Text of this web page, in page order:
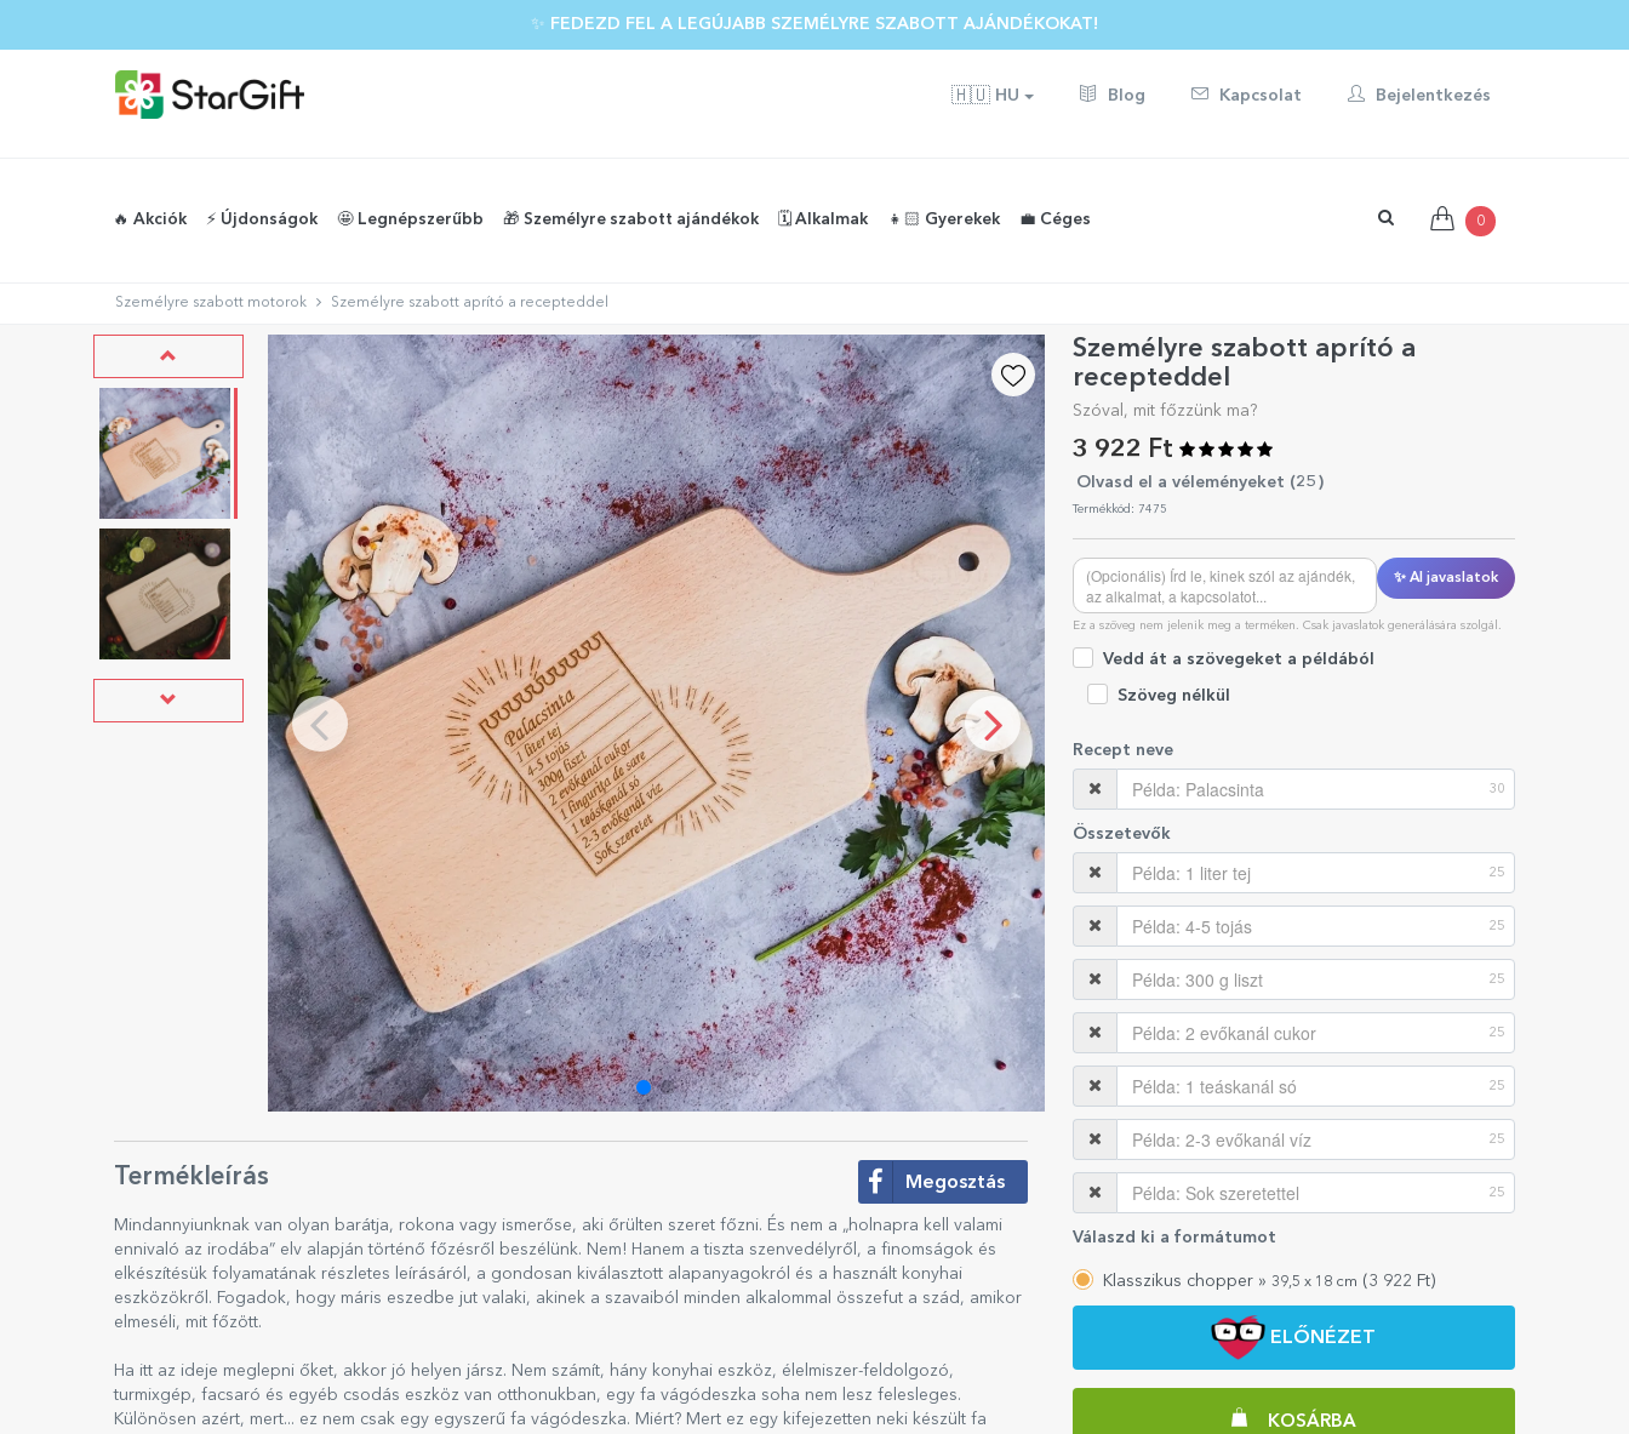
✨ FEDEZD FEL A LEGÚJABB SZEMÉLYRE SZABOTT AJÁNDÉKOKAT!
🇭🇺 HU Blog Kapcsolat Bejelentkezés
🔥 Akciók ⚡️ Újdonságok 🤩 Legnépszerűbb 🎁 Személyre szabott ajándékok 🗓️ Alkalmak 👧🏻 Gyerekek 💼 Céges 0
Személyre szabott motorok Személyre szabott aprító a recepteddel
Személyre szabott aprító a
recepteddel
Szóval, mit főzzünk ma?
3 922 Ft
Olvasd el a véleményeket (25 )
Termékkód: 7475
✨ AI javaslatok
Ez a szöveg nem jelenik meg a terméken. Csak javaslatok generálására szolgál.
Vedd át a szövegeket a példából
Szöveg nélkül
Recept neve
30
Összetevők
25
25
25
25
25
25
25
Válaszd ki a formátumot
Klasszikus chopper » 39,5 x 18 cm ( 3 922 Ft)
ELŐNÉZET
KOSÁRBA
Termékleírás Megosztás
Mindannyiunknak van olyan barátja, rokona vagy ismerőse, aki őrülten szeret főzni. És nem a „holnapra kell valami
ennivaló az irodába” elv alapján történő főzésről beszélünk. Nem! Hanem a tiszta szenvedélyről, a finomságok és
elkészítésük folyamatának részletes leírásáról, a gondosan kiválasztott alapanyagokról és a használt konyhai
eszközökről. Fogadok, hogy máris eszedbe jut valaki, akinek a szavaiból minden alkalommal összefut a szád, amikor
elmeséli, mit főzött.
Ha itt az ideje meglepni őket, akkor jó helyen jársz. Nem számít, hány konyhai eszköz, élelmiszer-feldolgozó,
turmixgép, facsaró és egyéb csodás eszköz van otthonukban, egy fa vágódeszka soha nem lesz felesleges.
Különösen azért, mert... ez nem csak egy egyszerű fa vágódeszka. Miért? Mert ez egy kifejezetten neki készült fa